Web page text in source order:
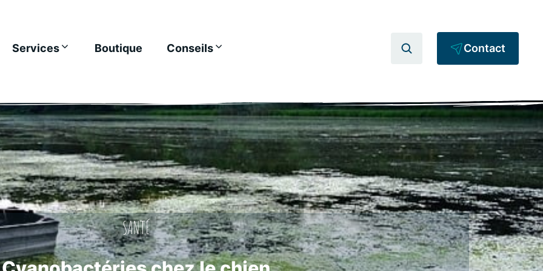
Services Boutique Conseils Contact
SANTÉ